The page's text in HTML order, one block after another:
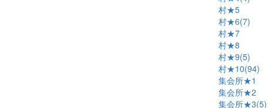
村★5
村★6(7)
村★7
村★8
村★9(5)
村★10(94)
集会所★1
集会所★2
集会所★3(5)